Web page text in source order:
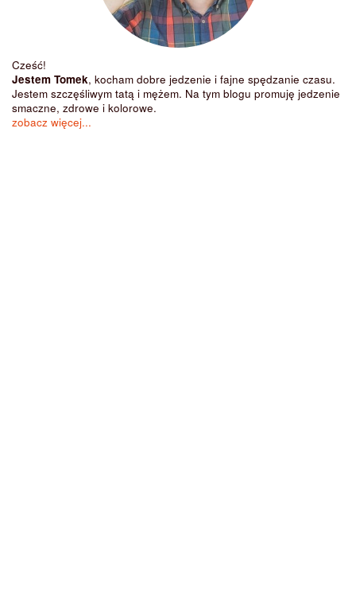
Cześć!
Jestem Tomek, kocham dobre jedzenie i fajne spędzanie czasu.
Jestem szczęśliwym tatą i mężem. Na tym blogu promuję jedzenie
smaczne, zdrowe i kolorowe.
zobacz więcej...